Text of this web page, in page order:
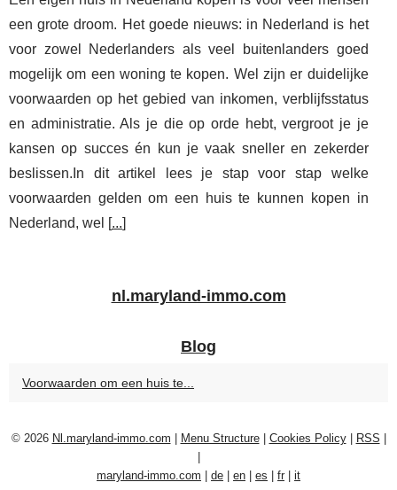
een grote droom. Het goede nieuws: in Nederland is het
voor zowel Nederlanders als veel buitenlanders goed
mogelijk om een woning te kopen. Wel zijn er duidelijke
voorwaarden op het gebied van inkomen, verblijfsstatus
en administratie. Als je die op orde hebt, vergroot je je
kansen op succes én kun je vaak sneller en zekerder
beslissen.In dit artikel lees je stap voor stap welke
voorwaarden gelden om een huis te kunnen kopen in
Nederland, wel [...]
nl.maryland-immo.com
Blog
Voorwaarden om een huis te...
© 2026 Nl.maryland-immo.com Menu Structure| Cookies Policy| RSS
maryland-immo.com
de en es fr it